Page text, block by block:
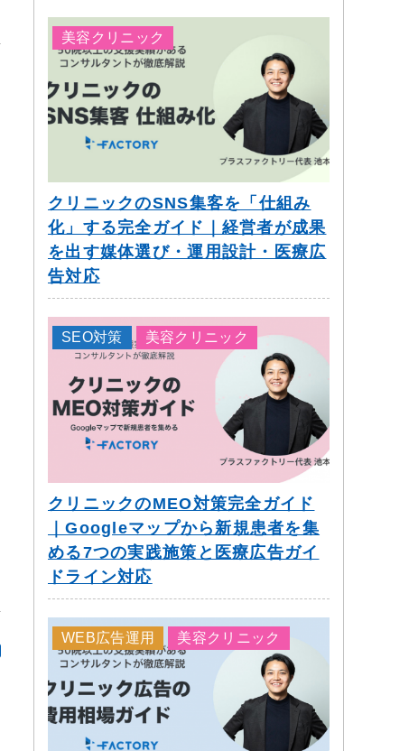
美容クリニック
クリニックのSNS集客を「仕組み
化」する完全ガイド｜経営者が成果
を出す媒体選び・運用設計・医療広
告対応
SEO対策 美容クリニック
クリニックのMEO対策完全ガイド
｜Googleマップから新規患者を集
める7つの実践施策と医療広告ガイ
ドライン対応
WEB広告運用 美容クリニック